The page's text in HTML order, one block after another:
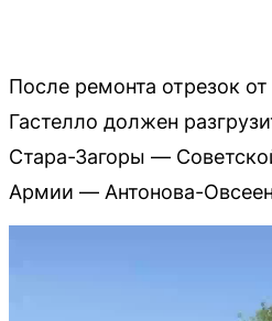
После ремонта отрезок
Гастелло должен
Стара-Загоры —
Армии — Антонова-